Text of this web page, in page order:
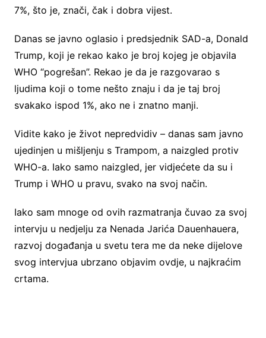
7%, što je, znači, čak i dobra vijest.
Danas se javno oglasio i predsjednik SAD-a, Donald
Trump, koji je rekao kako je broj kojeg je objavila
WHO “pogrešan”. Rekao je da je razgovarao s
ljudima koji o tome nešto znaju i da je taj broj
svakako ispod 1%, ako ne i znatno manji.
Vidite kako je život nepredvidiv – danas sam javno
ujedinjen u mišljenju s Trampom, a naizgled protiv
WHO-a. Iako samo naizgled, jer vidjećete da su i
Trump i WHO u pravu, svako na svoj način.
Iako sam mnoge od ovih razmatranja čuvao za svoj
intervju u nedjelju za Nenada Jarića Dauenhauera,
razvoj događanja u svetu tera me da neke dijelove
svog intervjua ubrzano objavim ovdje, u najkraćim
crtama.